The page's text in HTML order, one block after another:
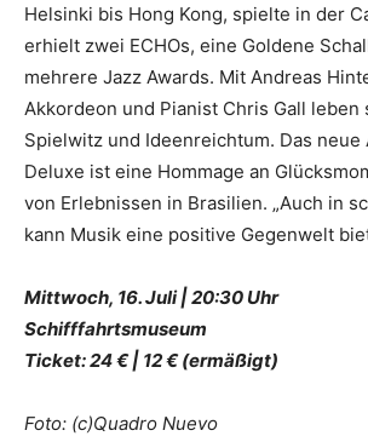
Helsinki bis Hong Kong, spielte in der
erhielt zwei ECHOs, eine Goldene
mehrere Jazz Awards. Mit Andreas
Akkordeon und Pianist Chris Gall
Spielwitz und Ideenreichtum. Das neue
Deluxe ist eine Hommage an
von Erlebnissen in Brasilien. „Auch in
kann Musik eine positive Gegenwelt
Mittwoch, 16. Juli | 20:30 Uhr
Schifffahrtsmuseum
Ticket: 24 € | 12 € (ermäßigt)
Foto: (c)Quadro Nuevo